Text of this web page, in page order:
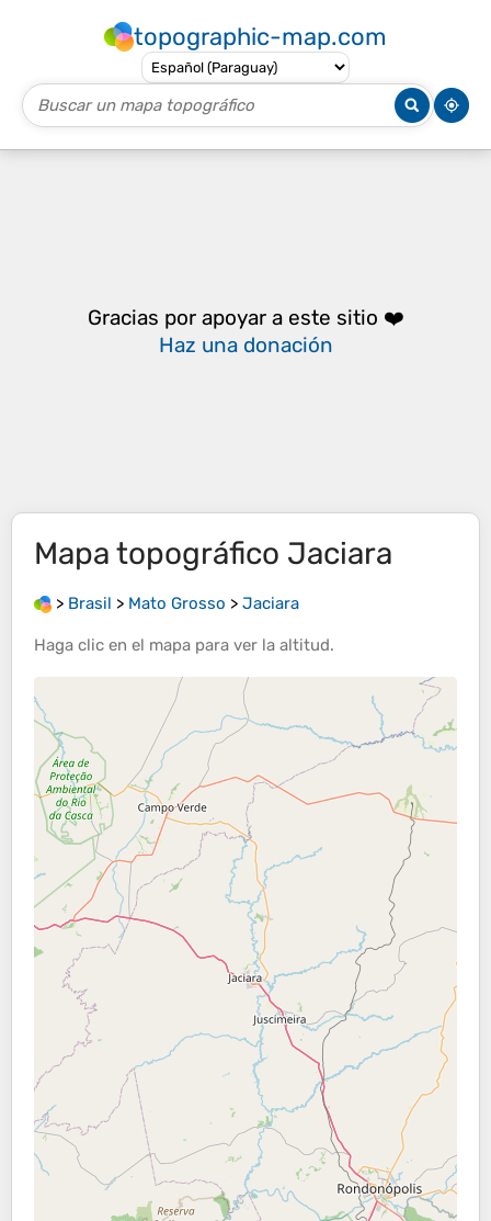
topographic-map.com
Gracias por apoyar a este sitio ❤️
Haz una donación
Mapa topográfico Jaciara
> Brasil > Mato Grosso > Jaciara
Haga clic en el mapa para ver la altitud.